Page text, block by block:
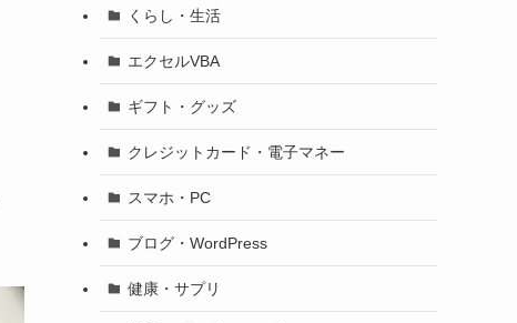
くらし・生活
エクセルVBA
ギフト・グッズ
クレジットカード・電子マネー
スマホ・PC
ブログ・WordPress
健康・サプリ